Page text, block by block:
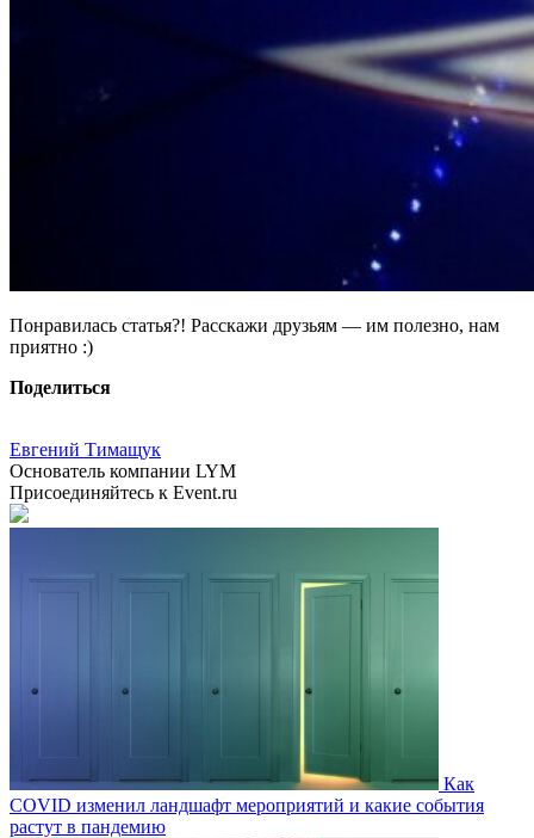
Понравилась статья?! Расскажи друзьям — им полезно, нам
приятно :)
Поделиться
Евгений Тимащук
Основатель компании LYM
Присоединяйтесь к Event.ru
Как
COVID изменил ландшафт мероприятий и какие события
растут в пандемию